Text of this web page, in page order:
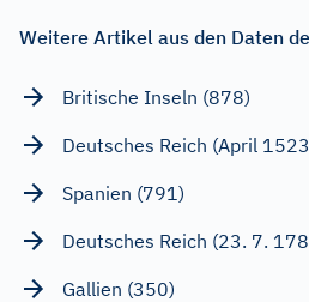
Weitere Artikel aus den Daten
Britische Inseln (878)
Deutsches Reich (April
Spanien (791)
Deutsches Reich (23. 7.
Gallien (350)